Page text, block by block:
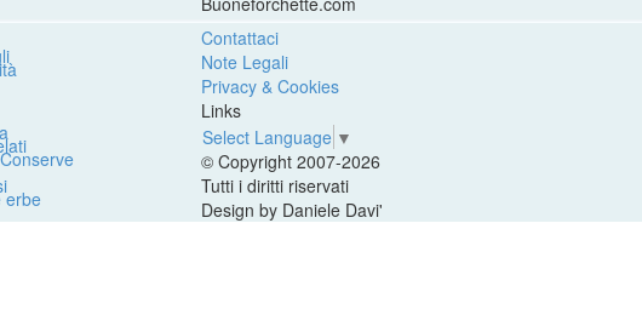
erbe
Contattaci
Note Legali
Privacy & Cookies
Links
Select Language ▼
© Copyright 2007-2026
Tutti i diritti riservati
Design by Daniele Davi'